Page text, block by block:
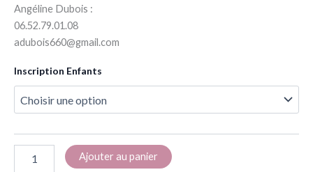
Angéline Dubois :
06.52.79.01.08
adubois660@gmail.com
Inscription Enfants
Ajouter au panier